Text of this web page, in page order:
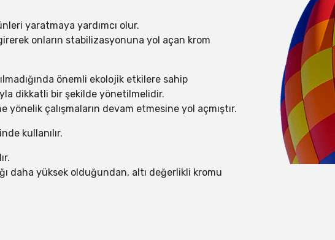
yaratmaya yardımcı olur.
onların stabilizasyonuna yol açan krom
önemli ekolojik etkilere sahip
dikkatli bir şekilde yönetilmelidir.
çalışmaların devam etmesine yol açmıştır.
kullanılır.
daha yüksek olduğundan, altı değerlikli kromu